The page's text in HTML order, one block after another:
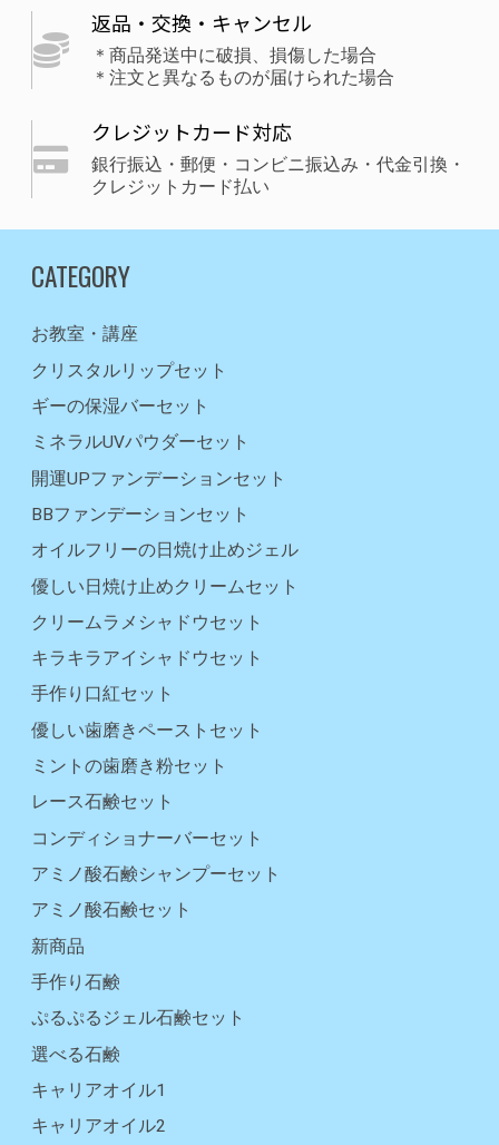
返品・交換・キャンセル
＊商品発送中に破損、損傷した場合
＊注文と異なるものが届けられた場合
クレジットカード対応
銀行振込・郵便・コンビニ振込み・代金引換・
クレジットカード払い
CATEGORY
お教室・講座
クリスタルリップセット
ギーの保湿バーセット
ミネラルUVパウダーセット
開運UPファンデーションセット
BBファンデーションセット
オイルフリーの日焼け止めジェル
優しい日焼け止めクリームセット
クリームラメシャドウセット
キラキラアイシャドウセット
手作り口紅セット
優しい歯磨きペーストセット
ミントの歯磨き粉セット
レース石鹸セット
コンディショナーバーセット
アミノ酸石鹸シャンプーセット
アミノ酸石鹸セット
新商品
手作り石鹸
ぷるぷるジェル石鹸セット
選べる石鹸
キャリアオイル1
キャリアオイル2